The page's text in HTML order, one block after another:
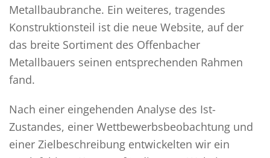
Metallbaubranche. Ein weiteres, tragendes
Konstruktionsteil ist die neue Website, auf der
das breite Sortiment des Offenbacher
Metallbauers seinen entsprechenden Rahmen
fand.
Nach einer eingehenden Analyse des Ist-
Zustandes, einer Wettbewerbsbeobachtung und
einer Zielbeschreibung entwickelten wir ein